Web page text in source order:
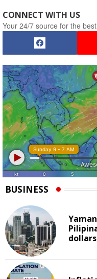
CONNECT WITH US
Your 24/7 source for the
BUSINESS